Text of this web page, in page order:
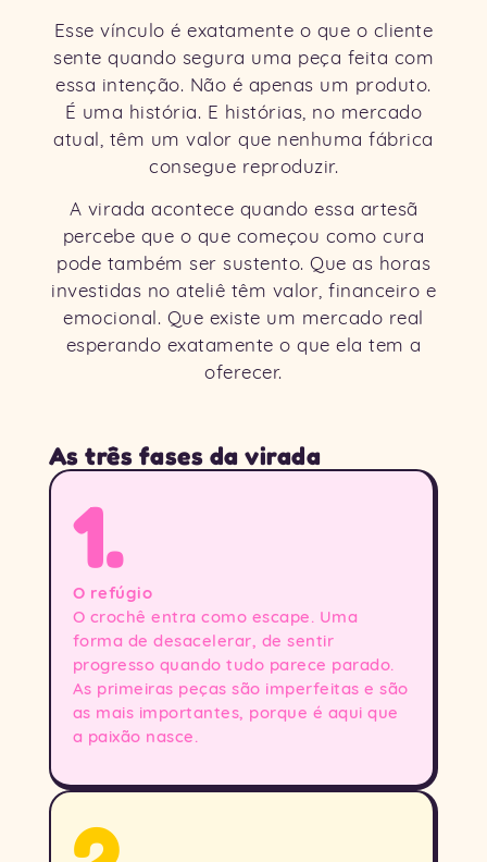
Esse vínculo é exatamente o que o cliente
sente quando segura uma peça feita com
essa intenção. Não é apenas um produto.
É uma história. E histórias, no mercado
atual, têm um valor que nenhuma fábrica
consegue reproduzir.
A virada acontece quando essa artesã
percebe que o que começou como cura
pode também ser sustento. Que as horas
investidas no ateliê têm valor, financeiro e
emocional. Que existe um mercado real
esperando exatamente o que ela tem a
oferecer.
As três fases da virada
1.
O refúgio
O crochê entra como escape. Uma
forma de desacelerar, de sentir
progresso quando tudo parece parado.
As primeiras peças são imperfeitas e são
as mais importantes, porque é aqui que
a paixão nasce.